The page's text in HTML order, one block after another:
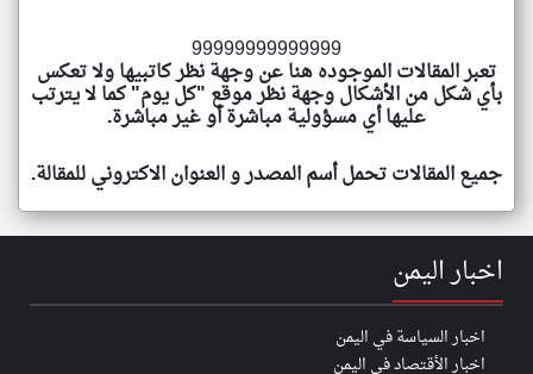
99999999999999
تعبر المقالات الموجوده هنا عن وجهة نظر كاتبيها ولا تعكس
بأي شكل من الأشكال وجهة نظر موقع "كل يوم" كما لا يترتب
عليها أي مسؤولية مباشرة أو غير مباشرة.
جميع المقالات تحمل أسم المصدر و العنوان الاكتروني للمقالة.
اخبار اليمن
اخبار السياسة في اليمن
اخبار الأقتصاد في اليمن